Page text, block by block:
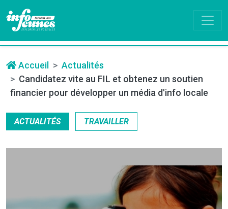
Accueil
Actualités
Candidatez vite au FIL et obtenez un soutien
financier pour développer un média d'info locale
ACTUALITÉS TRAVAILLER